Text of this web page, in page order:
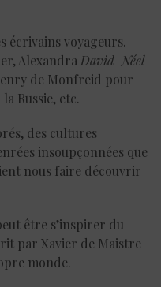
écrivains voyageurs.
Alexandra David–Néel
de Monfreid pour
Russie, etc.
des cultures
insoupçonnées que
nous faire découvrir
être s’inspirer du
par Xavier de Maistre
monde.